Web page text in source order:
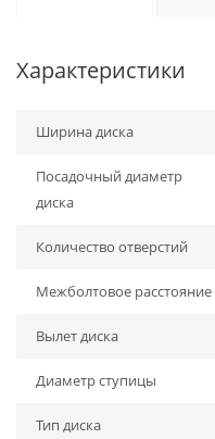
Характеристики
Ширина диска
Посадочный диаметр
диска
Количество отверстий
Межболтовое расстояние
Вылет диска
Диаметр ступицы
Тип диска